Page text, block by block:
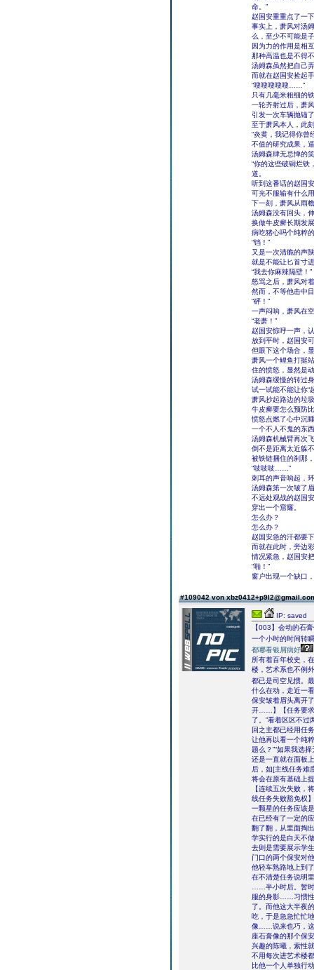
命。”
赵国安重重点了一
事实上，萧风对汤
么，至少不可能是
因为力的作用是相
那种高温也是不得
汤姆森虽然把自己
而就在赵国安捡起
“嗖嗖嗖嗖嗖……”
只有几毫米粗细的
一轮齐射过后，萧
引发一次车辆抛锚
至于萧风本人，此
“炎黄，我记得你曾
不值的研究成果，
汤姆森肆无忌惮的
“你的这些破铜烂铁
道。
听到这番话的赵国
可光不服输有什么
下一刻，萧风从雨
汤姆森没有回头，
换做牛皮癣长期发
病吃猪心吗个纯粹
“铛！”
又是一次清脆的声
就是不能让匕首寸
“我去你麻辣隔壁！”
怒骂之后，萧风对
然而，不等他击中
“砰！”
一声闷响，萧风在
“老萧！”
赵国安惊呼一声，
放到平时，赵国安
但眼下这个场合，
萧风一个鲤鱼打挺
住的愤怒，显然是
汤姆森缓慢的转过
试一试能不能让你“
萧风抄起路边的垃
牛皮癣要怎么预防
愤怒点燃了心中沉
一个不人不鬼的东
汤姆森机械臂再次
倒不是距离太近躲
被铁链捆住的刹那
“吱吱吱……”
刺耳的声音响起，
汤姆森第一次皱了
不远处观战的赵国
穿出一个窟窿。
怎么办？
怎么办？
赵国安急的汗都要
而就在此时，旁边
情况紧急，赵国安
“啪！”
窗户出现一个缺口
#109042 von
IP: saved
【003】会动的石
一个小时的时间转
都哪看银屑病好
所有着百年校史，
楼，艺术系也不例
都已是司空见惯。
什么在动，走近一
保安皱着眉头离开
开……】【任务要求
了。”看着区区不
回之主都已经用任
让他再以看一个纯
题么？”“如果我选
还是一直就在面板
后，如[主线任务难
将会在原有基础上
【连续五次失败，
线任务失败豁免权
一颗星的任务应该
在已经有了一定的
翻了翻，从里面掏
学实行的是白天不
去则是需要展示学
门口的两个保安对
他轻车熟路地上到
在不清楚任务说明
……半小时后。暂
服的身影……习惯性
了。而他这大半夜
吃，于是急急忙忙
像……说来也巧，这
座石膏像的那个保
兴趣的陈曦，索性
不用每次进艺术楼
比他一个人单独行